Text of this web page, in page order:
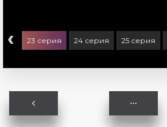
‹ 23 серия 24 серия 25 серия